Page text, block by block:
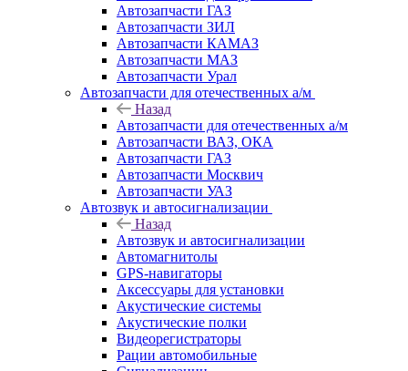
Автозапчасти ГАЗ
Автозапчасти ЗИЛ
Автозапчасти КАМАЗ
Автозапчасти МАЗ
Автозапчасти Урал
Автозапчасти для отечественных а/м
Назад
Автозапчасти для отечественных а/м
Автозапчасти ВАЗ, ОКА
Автозапчасти ГАЗ
Автозапчасти Москвич
Автозапчасти УАЗ
Автозвук и автосигнализации
Назад
Автозвук и автосигнализации
Автомагнитолы
GPS-навигаторы
Аксессуары для установки
Акустические системы
Акустические полки
Видеорегистраторы
Рации автомобильные